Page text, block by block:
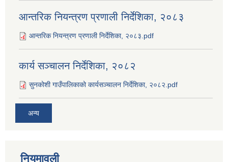
आन्तरिक नियन्त्रण प्रणाली निर्देशिका, २०८३
आन्तरिक नियन्त्रण प्रणाली निर्देशिका, २०८३.pdf
कार्य सञ्‍चालन निर्देशिका, २०८२
सुनकोशी गाउँपालिकाको कार्यसञ्‍चालन निर्देशिका, २०८२.pdf
अन्य
नियमावली